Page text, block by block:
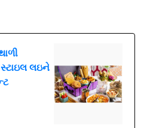
સ્ટાઇલ લઇને